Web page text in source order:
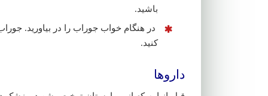
باشید.
در هنگام خواب جوراب را در بیاورید.
کنید.
داروها